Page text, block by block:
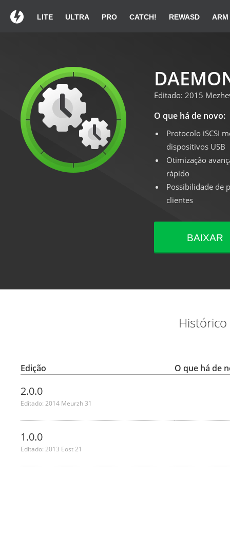
LITE ULTRA PRO CATCH! REWASD ARM
Editado: 2015
O que há de novo:
Protocolo iSCSI
dispositivos USB
Otimização
rápido
Possibilidade de
clientes
BAIXAR
Edição O que há de
2.0.0
Editado: 2014 Meurzh 31
1.0.0
Editado: 2013 Eost 21
Guia de
Clique duas vezes em